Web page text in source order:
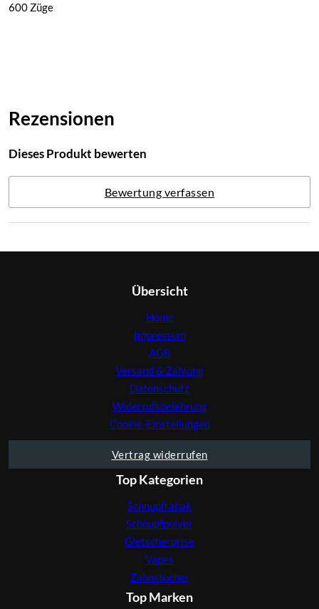
600 Züge
Rezensionen
Dieses Produkt bewerten
Bewertung verfassen
Übersicht
Home
Impressum
AGB
Versand & Zahlung
Datenschutz
Widerrufsbelehrung
Cookie-Einstellungen
Vertrag widerrufen
Top Kategorien
Schnupftabak
Schnupfpulver
Gletscherprise
Vapes
Zahnstocher
Top Marken